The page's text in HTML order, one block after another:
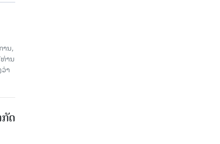
ານ,
ານ
າ
ດ